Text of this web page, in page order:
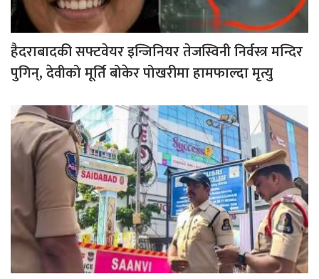
हैदराबादकी सफ्टवेयर इन्जिनियर तेजस्विनी निर्वस्त्र मन्दिर
पुगिन्, देवीको मूर्ति बोकेर पोखरीमा हामफाल्दा मृत्यु